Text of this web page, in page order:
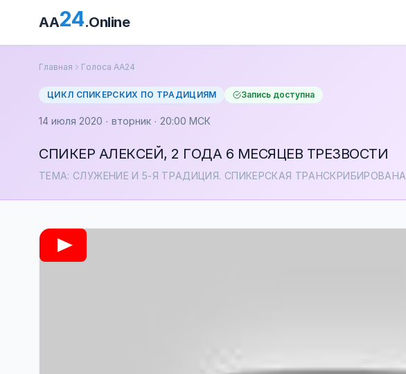
AA24.Online
Главная Голоса АА24
ЦИКЛ СПИКЕРСКИХ ПО ТРАДИЦИЯМ Запись доступна
14 июля 2020 · вторник · 20:00 МСК
СПИКЕР АЛЕКСЕЙ, 2 ГОДА 6 МЕСЯЦЕВ ТРЕЗВОСТИ
ТЕМА: СЛУЖЕНИЕ И 5-Я ТРАДИЦИЯ. СПИКЕРСКАЯ ТРАНСКРИБИРОВАНА